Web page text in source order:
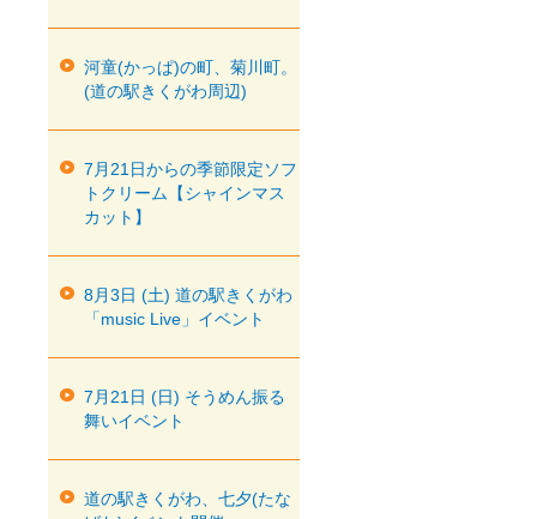
河童(かっぱ)の町、菊川町。
(道の駅きくがわ周辺)
7月21日からの季節限定ソフ
トクリーム【シャインマス
カット】
8月3日 (土) 道の駅きくがわ
「music Live」イベント
7月21日 (日) そうめん振る
舞いイベント
道の駅きくがわ、七夕(たな